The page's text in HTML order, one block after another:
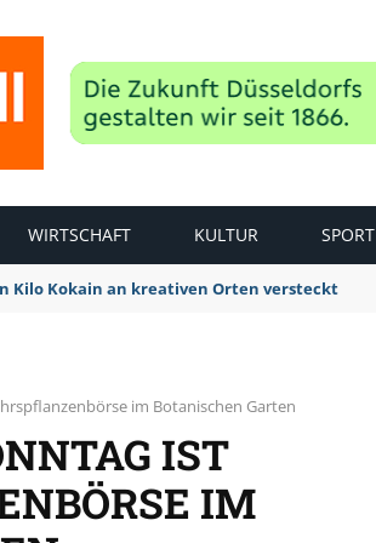
WIRTSCHAFT KULTUR SPORT
Kilo Kokain an kreativen Orten versteckt
im Botanischen Garten
IST
IM